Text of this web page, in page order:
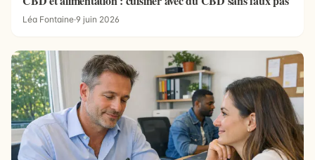
Léa Fontaine·9 juin 2026